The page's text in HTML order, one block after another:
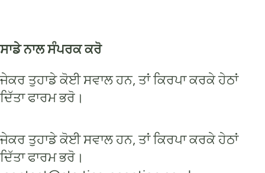
ਸਾਡੇ ਨਾਲ ਸੰਪਰਕ ਕਰੋ
ਜੇਕਰ ਤੁਹਾਡੇ ਕੋਈ ਸਵਾਲ ਹਨ, ਤਾਂ ਕਿਰਪਾ ਕਰਕੇ ਹੇਠਾਂ
ਦਿੱਤਾ ਫਾਰਮ ਭਰੋ।
ਜੇਕਰ ਤੁਹਾਡੇ ਕੋਈ ਸਵਾਲ ਹਨ, ਤਾਂ ਕਿਰਪਾ ਕਰਕੇ ਹੇਠਾਂ
ਦਿੱਤਾ ਫਾਰਮ ਭਰੋ।